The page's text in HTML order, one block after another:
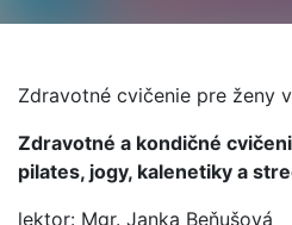
Zdravotné cvičenie pre ženy
Zdravotné a kondičné
pilates, jogy, kalenetiky a
lektor: Mgr. Janka Beňušová